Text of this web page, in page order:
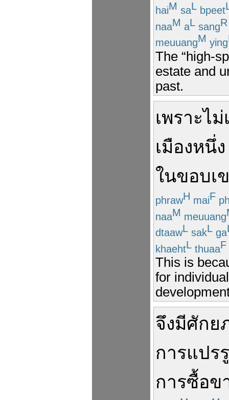
haiM saL bpeet
naaM aL sangR
meuuangM ying
The “high-
estate and
past.
เพราะไม่
เมืองหนึ่ง
ในขอบเ
phrawH maiF
naaM meuuang
dtaawL sakL ga
khaehtL thuaaF
This is
for
จึงมีศักย
การแปร
การซื้อข